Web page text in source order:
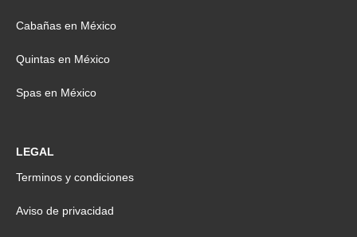
Cabañas en México
Quintas en México
Spas en México
LEGAL
Terminos y condiciones
Aviso de privacidad